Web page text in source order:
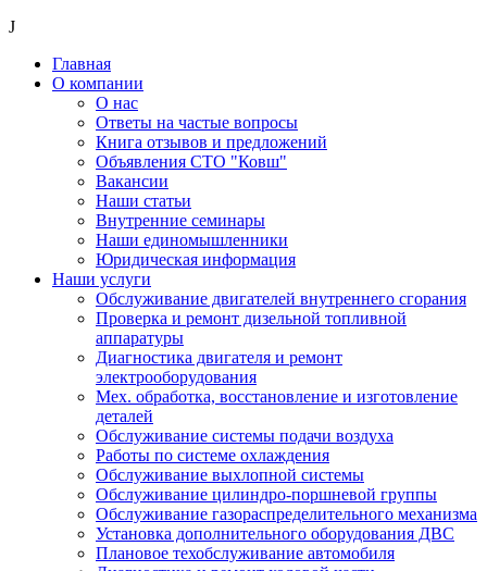
J
Главная
О компании
О нас
Ответы на частые вопросы
Книга отзывов и предложений
Объявления СТО "Ковш"
Вакансии
Наши статьи
Внутренние семинары
Наши единомышленники
Юридическая информация
Наши услуги
Обслуживание двигателей внутреннего сгорания
Проверка и ремонт дизельной топливной
аппаратуры
Диагностика двигателя и ремонт
электрооборудования
Мех. обработка, восстановление и изготовление
деталей
Обслуживание системы подачи воздуха
Работы по системе охлаждения
Обслуживание выхлопной системы
Обслуживание цилиндро-поршневой группы
Обслуживание газораспределительного механизма
Установка дополнительного оборудования ДВС
Плановое техобслуживание автомобиля